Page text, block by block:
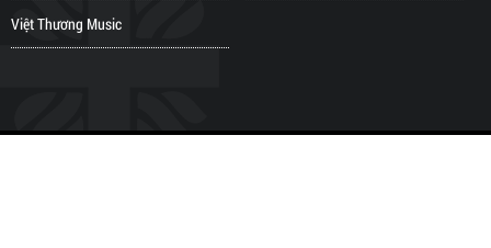
Việt Thương Music